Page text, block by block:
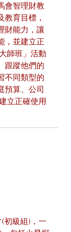
會智理財教
育目標，
財能力，讓
，並建立正
師班」活動
跟蹤他們的
不同類型的
預算、公司
立正確使用
初級組)，一